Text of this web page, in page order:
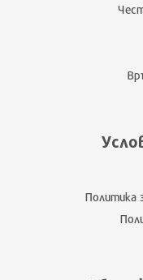
Политика